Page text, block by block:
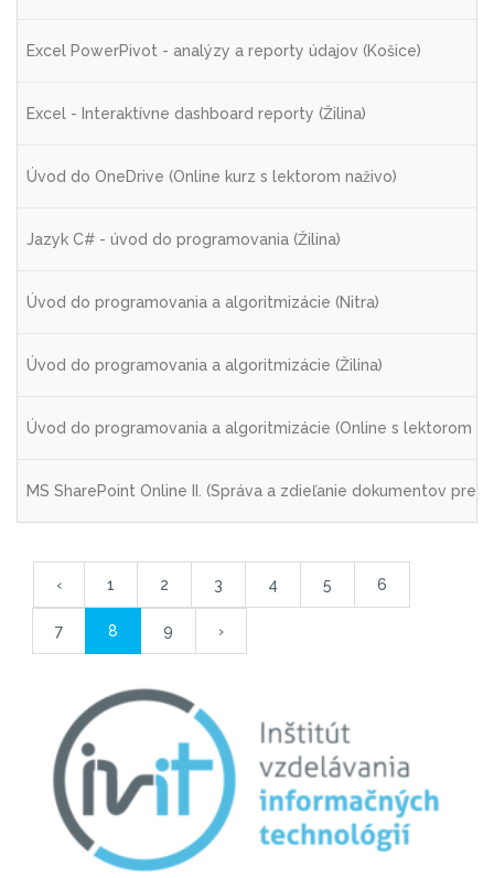
Excel PowerPivot - analýzy a reporty údajov (Košice)
Excel - Interaktívne dashboard reporty (Žilina)
Úvod do OneDrive (Online kurz s lektorom naživo)
Jazyk C# - úvod do programovania (Žilina)
Úvod do programovania a algoritmizácie (Nitra)
Úvod do programovania a algoritmizácie (Žilina)
Úvod do programovania a algoritmizácie (Online s lektorom
MS SharePoint Online II. (Správa a zdieľanie dokumentov pre
‹ 1 2 3 4 5 6
7 8 9 ›